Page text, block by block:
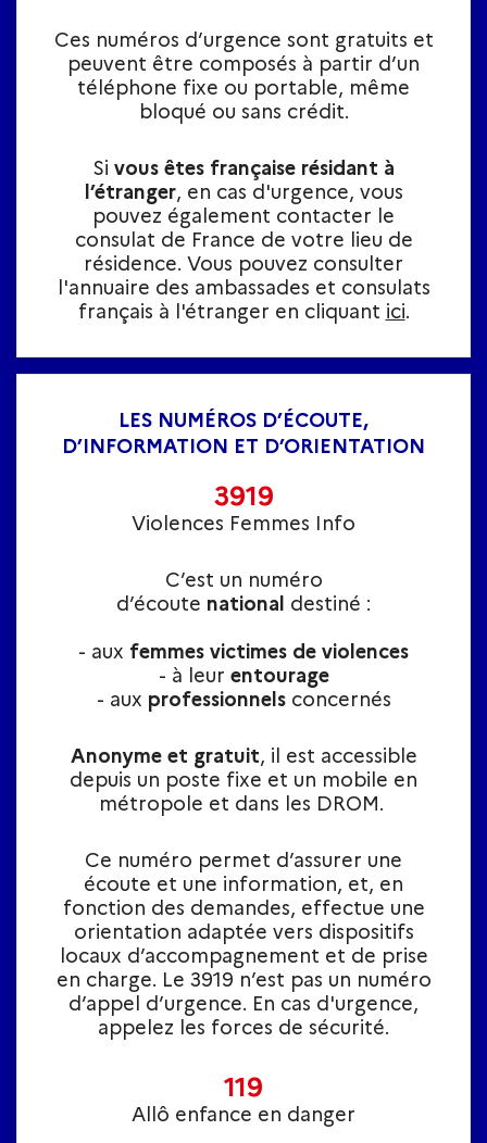
Ces numéros d’urgence sont gratuits et
peuvent être composés à partir d’un
téléphone fixe ou portable, même
bloqué ou sans crédit.
Si vous êtes française résidant à
l’étranger, en cas d'urgence, vous
pouvez également contacter le
consulat de France de votre lieu de
résidence. Vous pouvez consulter
l'annuaire des ambassades et consulats
français à l'étranger en cliquant ici.
LES NUMÉROS D’ÉCOUTE,
D’INFORMATION ET D’ORIENTATION
3919
Violences Femmes Info
C’est un numéro
d’écoute national destiné :
- aux femmes victimes de violences
- à leur entourage
- aux professionnelsconcernés
Anonyme et gratuit, il est accessible
depuis un poste fixe et un mobile en
métropole et dans les DROM.
Ce numéro permet d’assurer une
écoute et une information, et, en
fonction des demandes, effectue une
orientation adaptée vers dispositifs
locaux d’accompagnement et de prise
en charge. Le 3919 n’est pas un numéro
d’appel d’urgence. En cas d'urgence,
appelez les forces de sécurité.
119
Allô enfance en danger